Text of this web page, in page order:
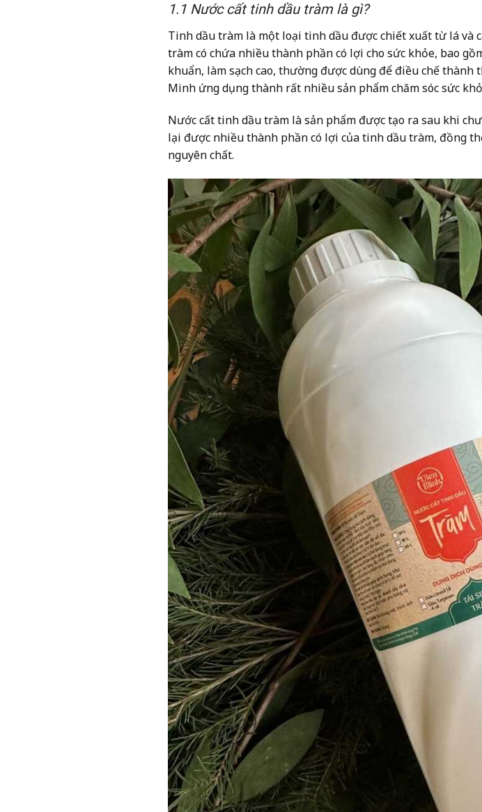
1.1 Nước cất tinh dầu tràm là gì?
Tinh dầu tràm là một loại tinh dầu được chiết xuất từ lá và
tràm có chứa nhiều thành phần có lợi cho sức khỏe, bao
khuẩn, làm sạch cao, thường được dùng để điều chế thành
Minh ứng dụng thành rất nhiều sản phẩm chăm sóc sức
Nước cất tinh dầu tràm là sản phẩm được tạo ra sau khi
lại được nhiều thành phần có lợi của tinh dầu tràm, đồng
nguyên chất.